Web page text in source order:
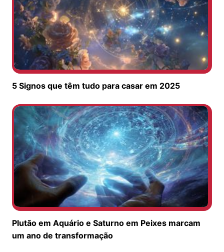
5 Signos que têm tudo para casar em 2025
Plutão em Aquário e Saturno em Peixes marcam
um ano de transformação